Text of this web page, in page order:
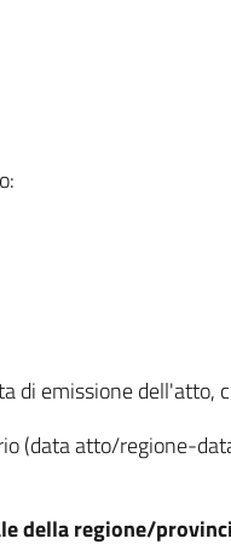
di emissione dell'atto,
(data atto/regione-
della regione/